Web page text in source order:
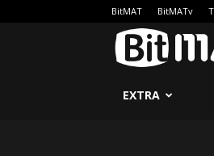
BitMAT BitMATv
EXTRA